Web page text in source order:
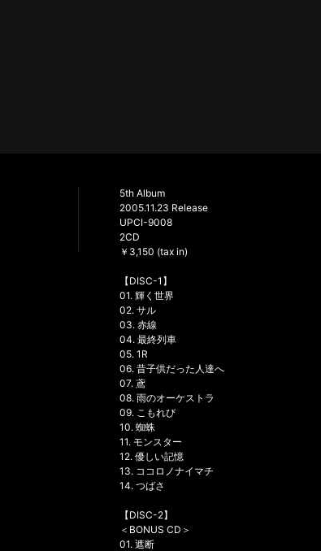
5th Album
2005.11.23 Release
UPCI-9008
2CD
￥3,150 (tax in)
【DISC-1】
01. 輝く世界
02. サル
03. 赤線
04. 最終列車
05. 1R
06. 昔子供だった人達へ
07. 鳶
08. 雨のオーケストラ
09. こもれび
10. 蜘蛛
11. モンスター
12. 優しい記憶
13. ココロノナイマチ
14. つばさ
【DISC-2】
＜BONUS CD＞
01. 遮断